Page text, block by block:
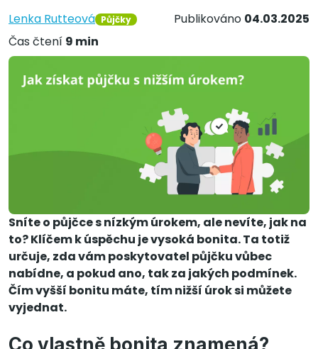
Lenka Rutteová Půjčky Publikováno 04.03.2025
Čas čtení 9 min
Sníte o půjčce s nízkým úrokem, ale nevíte, jak na
to? Klíčem k úspěchu je vysoká bonita. Ta totiž
určuje, zda vám poskytovatel půjčku vůbec
nabídne, a pokud ano, tak za jakých podmínek.
Čím vyšší bonitu máte, tím nižší úrok si můžete
vyjednat.
Co vlastně bonita znamená?